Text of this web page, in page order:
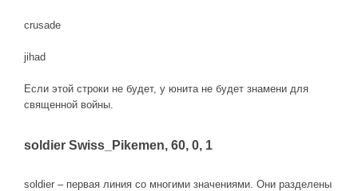
crusade
jihad
Если этой строки не будет, у юнита не будет знамени для
священной войны.
soldier Swiss_Pikemen, 60, 0, 1
soldier – первая линия со многими значениями. Они разделены